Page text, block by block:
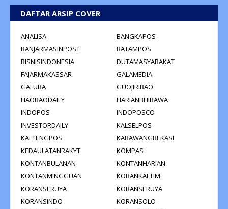
DAFTAR ARSIP COVER
ANALISA
BANGKAPOS
BANJARMASINPOST
BATAMPOS
BISNISINDONESIA
DUTAMASYARAKAT
FAJARMAKASSAR
GALAMEDIA
GALURA
GUOJIRIBAO
HAOBAODAILY
HARIANBHIRAWA
INDOPOS
INDOPOSCO
INVESTORDAILY
KALSELPOS
KALTENGPOS
KARAWANGBEKASI
KEDAULATANRAKYT
KOMPAS
KONTANBULANAN
KONTANHARIAN
KONTANMINGGUAN
KORANKALTIM
KORANSERUYA
KORANSERUYA
KORANSINDO
KORANSOLO